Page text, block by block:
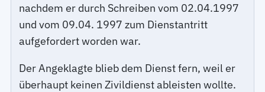
nachdem er durch Schreiben vom 02.04.1997
und vom 09.04. 1997 zum Dienstantritt
aufgefordert worden war.
Der Angeklagte blieb dem Dienst fern, weil er
überhaupt keinen Zivildienst ableisten wollte.